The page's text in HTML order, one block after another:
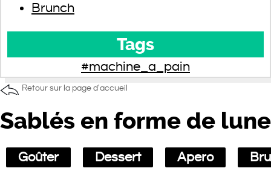
Brunch
Tags
#machine_a_pain
Retour sur la page d'accueil
Sablés en forme de lune
Goûter Dessert Apero